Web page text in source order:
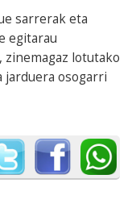
sarrerak eta
egitarau
lotutako
jarduera osogarri